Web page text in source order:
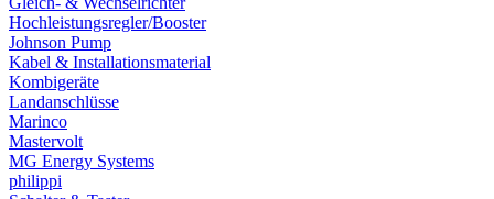
Hochleistungsregler/Booster
Johnson Pump
Kabel & Installationsmaterial
Kombigeräte
Landanschlüsse
Marinco
Mastervolt
MG Energy Systems
philippi